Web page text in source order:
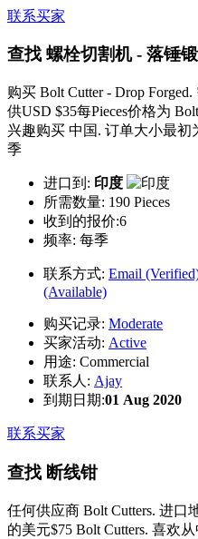
联系买家
查找 螺栓切割机 - 落锤
购买 Bolt Cutter - Drop
供USD $35每Pieces价格为
兴趣购买 中国. 订单大小最初
季
进口到: 印度
所需数量: 190 Pieces
收到的报价:6
频率: 每季
联系方式: Email
(Available)
购买记录: Moderate
买家活动: Active
用途: Commercial
联系人: Ajay
到期日期:01 Aug 2020
联系买家
查找 断线钳
任何供应商 Bolt Cutters. 进口
的美元$75 Bolt Cutters. 喜欢